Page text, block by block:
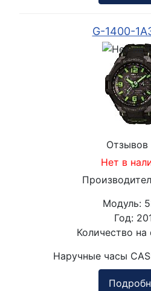
G-1400-
Отзывов
Нет в
Модуль:
Год:
Количество на
Наручные часы